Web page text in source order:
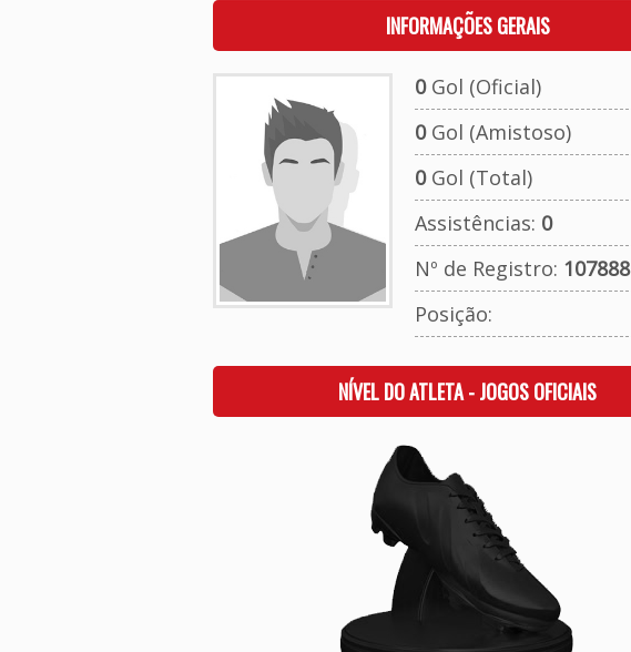
INFORMAÇÕES GERAIS
0Gol (Oficial)
0Gol (Amistoso)
0Gol (Total)
Assistências: 0
Nº de Registro: 107888
Posição:
NÍVEL DO ATLETA - JOGOS OFICIAIS